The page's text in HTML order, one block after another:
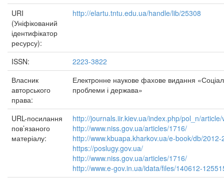
URI
(Уніфікований
ідентифікатор
ресурсу):
http://elartu.tntu.edu.ua/handle/lib/25308
ISSN:
2223-3822
Власник
авторського
права:
Електронне наукове фахове видання
проблеми і держава»
URL-посилання
пов’язаного
матеріалу:
http://journals.iir.kiev.ua/index.php/pol_n/
http://www.niss.gov.ua/articles/1716/
http://www.kbuapa.kharkov.ua/e-book/db/
https://poslugy.gov.ua/
http://www.niss.gov.ua/articles/1716/
http://www.e-gov.in.ua/idata/files/140612-